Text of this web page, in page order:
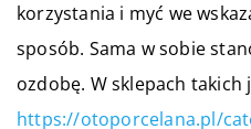
korzystania i myć we
sposób. Sama w sobie
ozdobę. W sklepach takich
https://otoporcelana.pl/